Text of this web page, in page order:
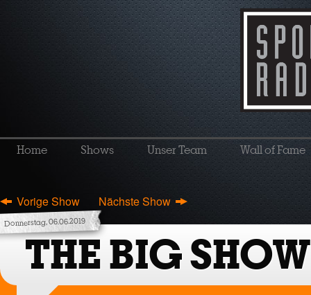
Home Shows Unser Team Wall of Fame
Vorige Show Nächste Show
Donnerstag, 06.06.2019
THE BIG